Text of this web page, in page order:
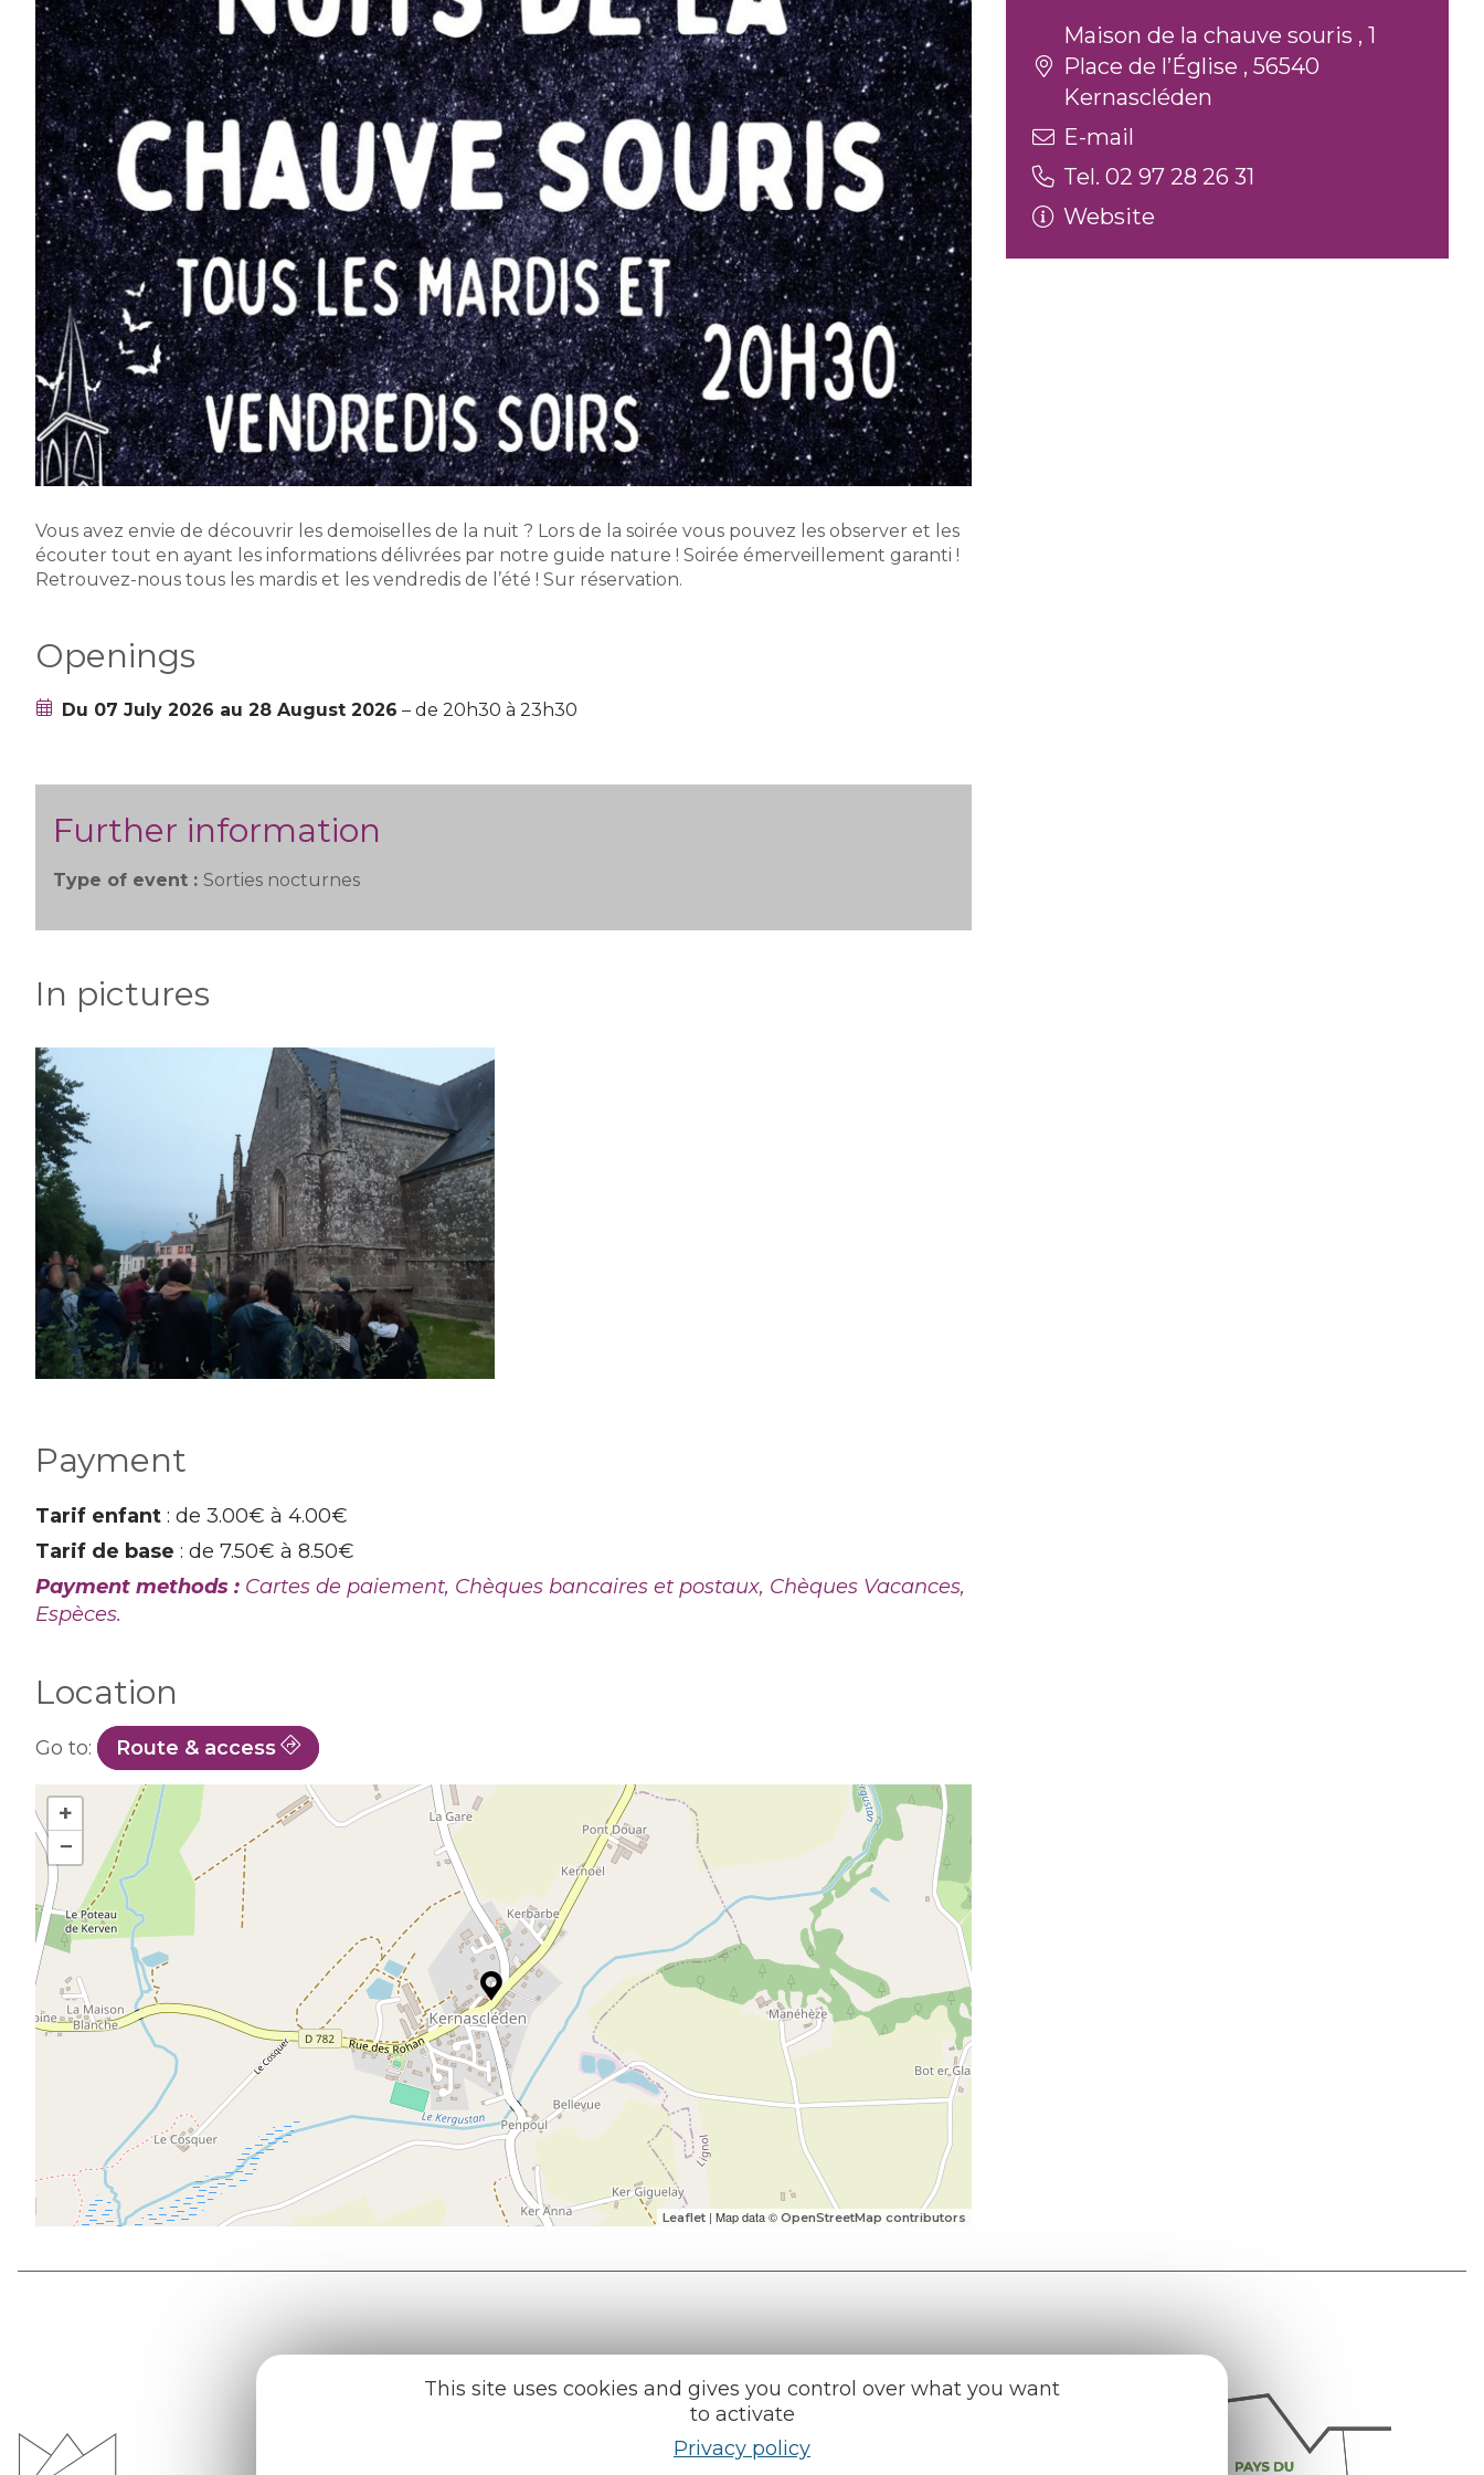
This site uses cookies and gives you control over what you want
to activate
Privacy policy
Vous avez envie de découvrir les demoiselles de la nuit ? Lors de la soirée vous pouvez les observer et les
écouter tout en ayant les informations délivrées par notre guide nature ! Soirée émerveillement garanti !
Retrouvez-nous tous les mardis et les vendredis de l’été ! Sur réservation.
Openings
Du 07 July 2026 au 28 August 2026 – de 20h30 à 23h30
Further information
Type of event : Sorties nocturnes
In pictures
Payment
Tarif enfant : de 3.00€ à 4.00€
Tarif de base : de 7.50€ à 8.50€
Payment methods : Cartes de paiement, Chèques bancaires et postaux, Chèques Vacances,
Espèces.
Location
Go to: Route & access
+
−
Leaflet | Map data © OpenStreetMap contributors
Maison de la chauve souris , 1
Place de l’Église , 56540
Kernascléden
E-mail
Tel. 02 97 28 26 31
Website
Office de tourisme
Find us on :